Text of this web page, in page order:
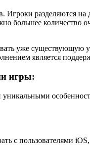
разделяются
большее количество
уже существующую
является
игры:
с пользователями